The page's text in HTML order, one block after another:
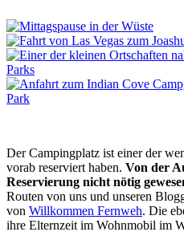
Der Campingplatz ist einer der
vorab reserviert haben. Von der
Reservierung nicht nötig
Routen von uns und unseren
von Willkommen Fernweh. Die
ihre Elternzeit im Wohnmobil im